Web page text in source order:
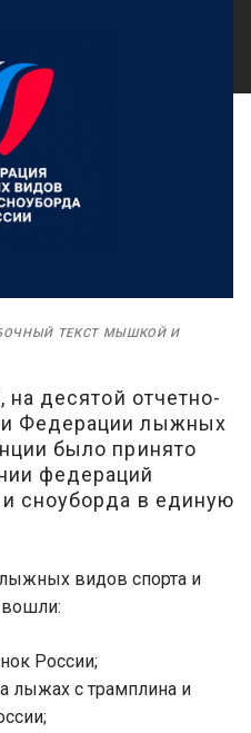
ТЕКСТ МЫШКОЙ И
десятой отчетно-
Федерации лыжных
было принято
федераций
сноуборда в единую
видов спорта и
России;
лыжах с трамплина и